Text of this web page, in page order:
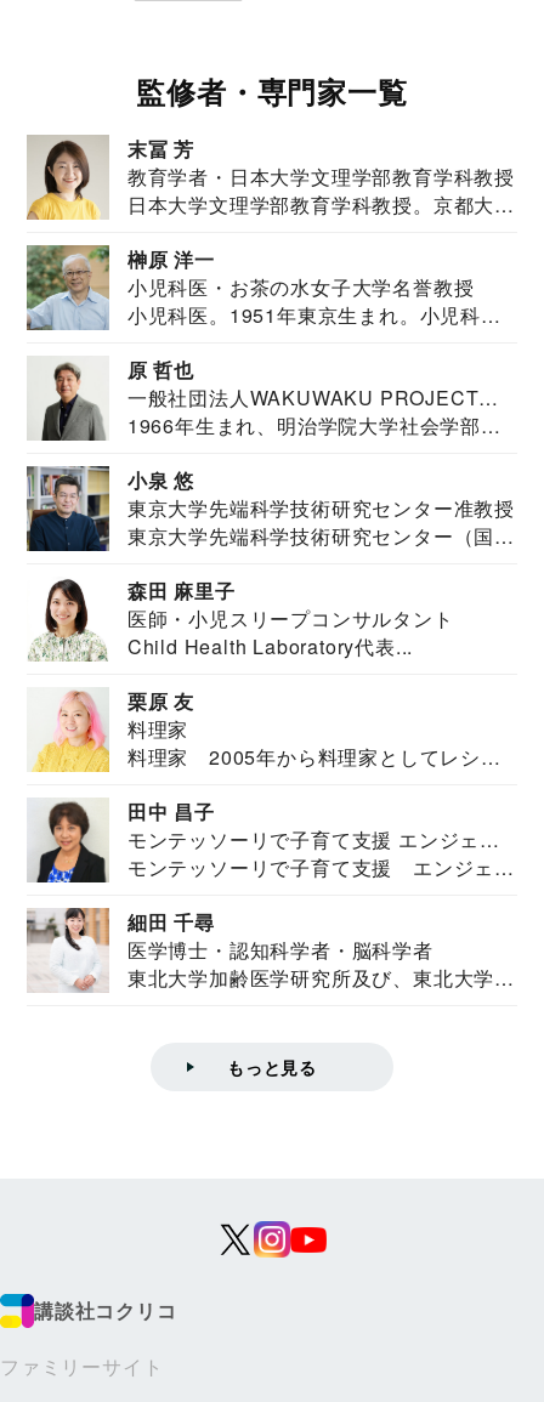
監修者・専門家一覧
末冨 芳
教育学者・日本大学文理学部教育学科教授
日本大学文理学部教育学科教授。京都大学
榊原 洋一
小児科医・お茶の水女子大学名誉教授
小児科医。1951年東京生まれ。小児科
原 哲也
一般社団法人WAKUWAKU PROJECT
JAPAN代表・言語聴覚士・社会福祉士
1966年生まれ、明治学院大学社会学部福
小泉 悠
東京大学先端科学技術研究センター准教授
東京大学先端科学技術研究センター（国際
森田 麻里子
医師・小児スリープコンサルタント
Child Health Laboratory代表...
栗原 友
料理家
料理家 2005年から料理家としてレシピ
田中 昌子
モンテッソーリで子育て支援 エンジェル
ズハウス研究所所長
モンテッソーリで子育て支援 エンジェル
細田 千尋
医学博士・認知科学者・脳科学者
東北大学加齢医学研究所及び、東北大学大
もっと見る
講談社コクリコ
ファミリーサイト